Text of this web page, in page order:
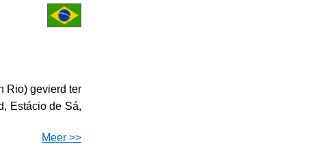
Rio) gevierd ter
Estácio de Sá,
Meer >>